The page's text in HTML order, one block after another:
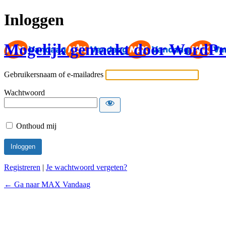
Inloggen
Mogelijk gemaakt door
Gebruikersnaam of e-mailadres
Wachtwoord
Onthoud mij
Registreren | Je wachtwoord vergeten?
← Ga naar MAX Vandaag